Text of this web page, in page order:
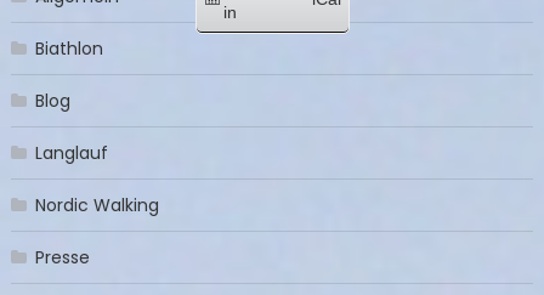
in
Biathlon
Blog
Langlauf
Nordic Walking
Presse